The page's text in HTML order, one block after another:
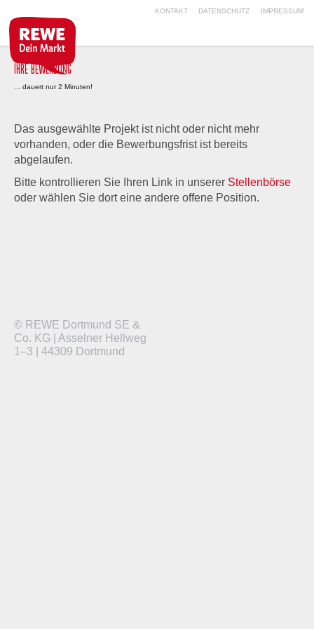
KONTAKT DATENSCHUTZ IMPRESSUM
IHRE BEWERBUNG
... dauert nur 2 Minuten!
Das ausgewählte Projekt ist nicht oder nicht mehr
vorhanden, oder die Bewerbungsfrist ist bereits
abgelaufen.
Bitte kontrollieren Sie Ihren Link in unserer Stellenbörse
oder wählen Sie dort eine andere offene Position.
© REWE Dortmund SE &
Co. KG | Asselner Hellweg
1–3 | 44309 Dortmund